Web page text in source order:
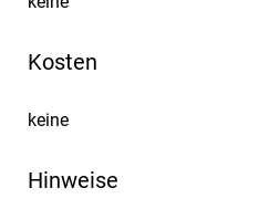
Kosten
keine
Hinweise